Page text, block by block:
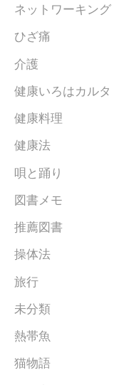
ネットワーキング
ひざ痛
介護
健康いろはカルタ
健康料理
健康法
唄と踊り
図書メモ
推薦図書
操体法
旅行
未分類
熱帯魚
猫物語